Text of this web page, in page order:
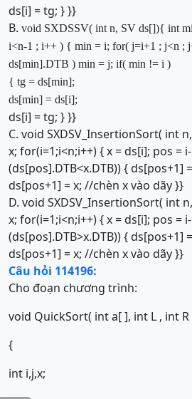
ds[i] = tg; } }}
B. void SXDSSV( int n, SV ds[]){ int
i<n-1 ; i++ ) { min = i; for( j=i+1 ; j<n ;
ds[min].DTB ) min = j; if( min != i )
{ tg = ds[min];
ds[min] = ds[i];
ds[i] = tg; } }}
C. void SXDSV_InsertionSort( int
x; for(i=1;i<n;i++) { x = ds[i]; pos =
(ds[pos].DTB<x.DTB)) { ds[pos+1]
ds[pos+1] = x; //chèn x vào dãy }}
D. void SXDSV_InsertionSort( int
x; for(i=1;i<n;i++) { x = ds[i]; pos =
(ds[pos].DTB>x.DTB)) { ds[pos+1]
ds[pos+1] = x; //chèn x vào dãy }}
Câu hỏi 114196:
Cho đoạn chương trình:
void QuickSort( int a[ ], int L , int R
{
int i,j,x;